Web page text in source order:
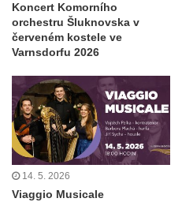
Koncert Komorního
orchestru Šluknovska v
červeném kostele ve
Varnsdorfu 2026
14. 5. 2026
Viaggio Musicale